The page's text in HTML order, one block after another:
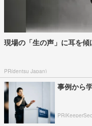
現場の「生の声」に耳を
PR(dentsu Japan)
事例から